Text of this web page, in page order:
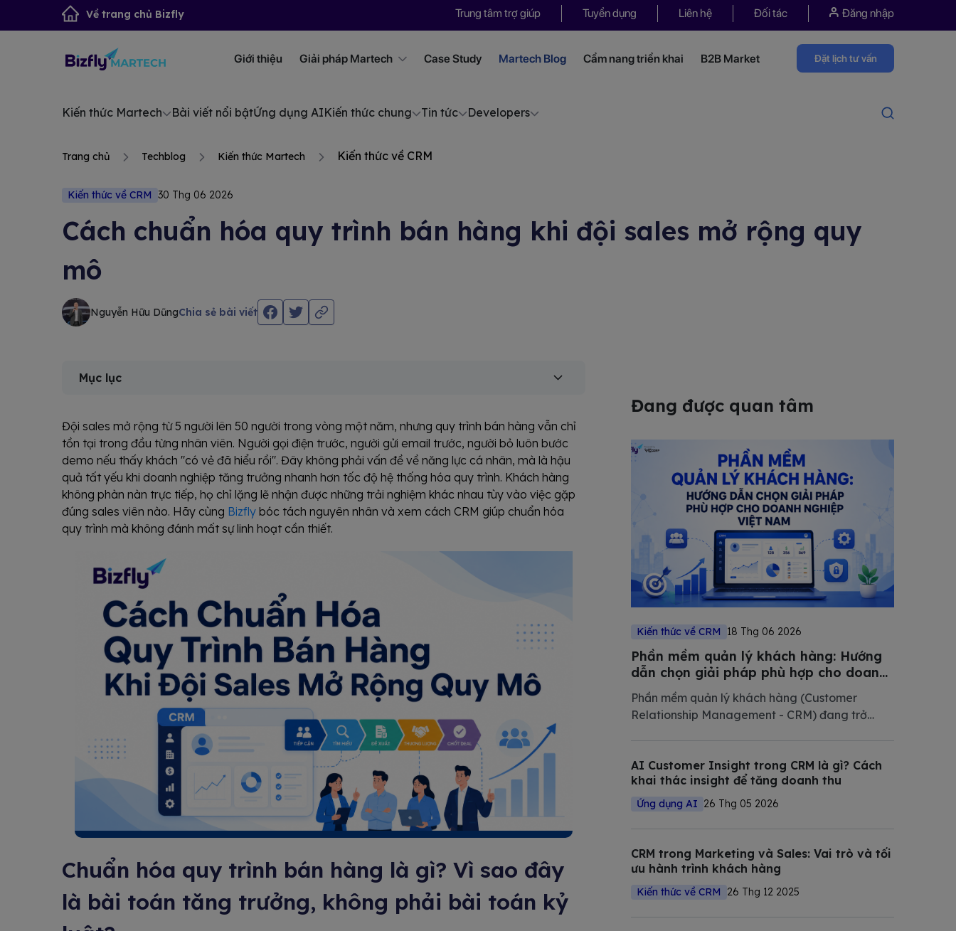
Về trang chủ Bizfly Trung tâm trợ giúp Tuyển dụng Liên hệ Đối tác Đăng nhập
Giới thiệu Giải pháp Martech Case Study Martech Blog Cẩm nang triển khai B2B Market Đặt lịch tư vấn
Kiến thức Martech Bài viết nổi bậtỨng dụng AIKiến thức chung Tin tức Developers
Trang chủ Techblog Kiến thức Martech Kiến thức về CRM
Kiến thức về CRM 30 Thg 06 2026
Cách chuẩn hóa quy trình bán hàng khi đội sales mở rộng quy
mô
Nguyễn Hữu DũngChia sẻ bài viết
Mục lục
Đội sales mở rộng từ 5 người lên 50 người trong vòng một năm, nhưng quy trình bán hàng vẫn chỉ
tồn tại trong đầu từng nhân viên. Người gọi điện trước, người gửi email trước, người bỏ luôn bước
demo nếu thấy khách "có vẻ đã hiểu rồi". Đây không phải vấn đề về năng lực cá nhân, mà là hậu
quả tất yếu khi doanh nghiệp tăng trưởng nhanh hơn tốc độ hệ thống hóa quy trình. Khách hàng
không phàn nàn trực tiếp, họ chỉ lặng lẽ nhận được những trải nghiệm khác nhau tùy vào việc gặp
đúng sales viên nào. Hãy cùng Bizfly bóc tách nguyên nhân và xem cách CRM giúp chuẩn hóa
quy trình mà không đánh mất sự linh hoạt cần thiết.
Chuẩn hóa quy trình bán hàng là gì? Vì sao đây
là bài toán tăng trưởng, không phải bài toán kỷ
Đang được quan tâm
Kiến thức về CRM 18 Thg 06 2026
Phần mềm quản lý khách hàng: Hướng
dẫn chọn giải pháp phù hợp cho doanh
nghiệp Việt Nam 2026
Phần mềm quản lý khách hàng (Customer
Relationship Management - CRM) đang trở
Trong bài viết này, Bizfly tổng hợp và phân tích
chi tiết các giải pháp CRM tốt nhất
AI Customer Insight trong CRM là gì? Cách
khai thác insight để tăng doanh thu
Ứng dụng AI 26 Thg 05 2026
CRM trong Marketing và Sales: Vai trò và tối
ưu hành trình khách hàng
Kiến thức về CRM 26 Thg 12 2025